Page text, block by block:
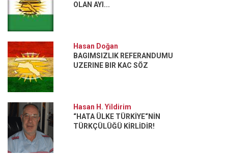
OLAN AYI...
Hasan Doğan
BAGIMSIZLIK REFERANDUMU
UZERINE BIR KAC SÖZ
Hasan H. Yildirim
“HATA ÜLKE TÜRKİYE“NİN
TÜRKÇÜLÜĞÜ KİRLİDİR!